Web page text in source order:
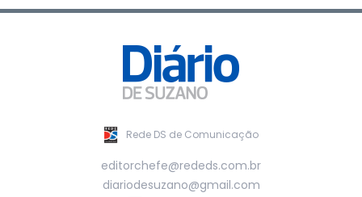
Rede DS de Comunicação
editorchefe@rededs.com.br
diariodesuzano@gmail.com